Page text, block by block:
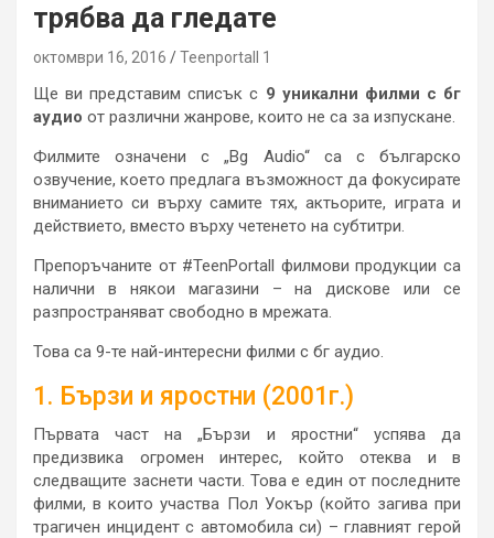
трябва да гледате
октомври 16, 2016 Teenportall 1
Ще ви представим списък с 9 уникални филми с бг
аудио от различни жанрове, които не са за изпускане.
Филмите означени с „Bg Audio“ са с българско
озвучение, което предлага възможност да фокусирате
вниманието си върху самите тях, актьорите, играта и
действието, вместо върху четенето на субтитри.
Препоръчаните от #TeenPortall филмови продукции са
налични в някои магазини – на дискове или се
разпространяват свободно в мрежата.
Това са 9-те най-интересни филми с бг аудио.
1. Бързи и яростни (2001г.)
Първата част на „Бързи и яростни“ успява да
предизвика огромен интерес, който отеква и в
следващите заснети части. Това е един от последните
филми, в които участва Пол Уокър (който загива при
трагичен инцидент с автомобила си) – главният герой